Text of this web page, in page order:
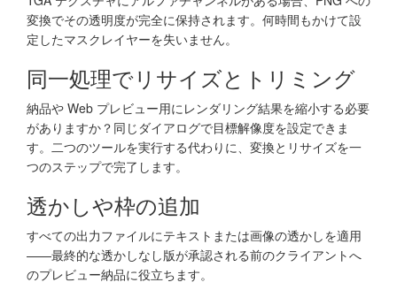
変換でその透明度が完全に保持されます。何時間もかけて設
定したマスクレイヤーを失いません。
同一処理でリサイズとトリミング
納品や Web プレビュー用にレンダリング結果を縮小する必要
がありますか？同じダイアログで目標解像度を設定できま
す。二つのツールを実行する代わりに、変換とリサイズを一
つのステップで完了します。
透かしや枠の追加
すべての出力ファイルにテキストまたは画像の透かしを適用
——最終的な透かしなし版が承認される前のクライアントへ
のプレビュー納品に役立ちます。